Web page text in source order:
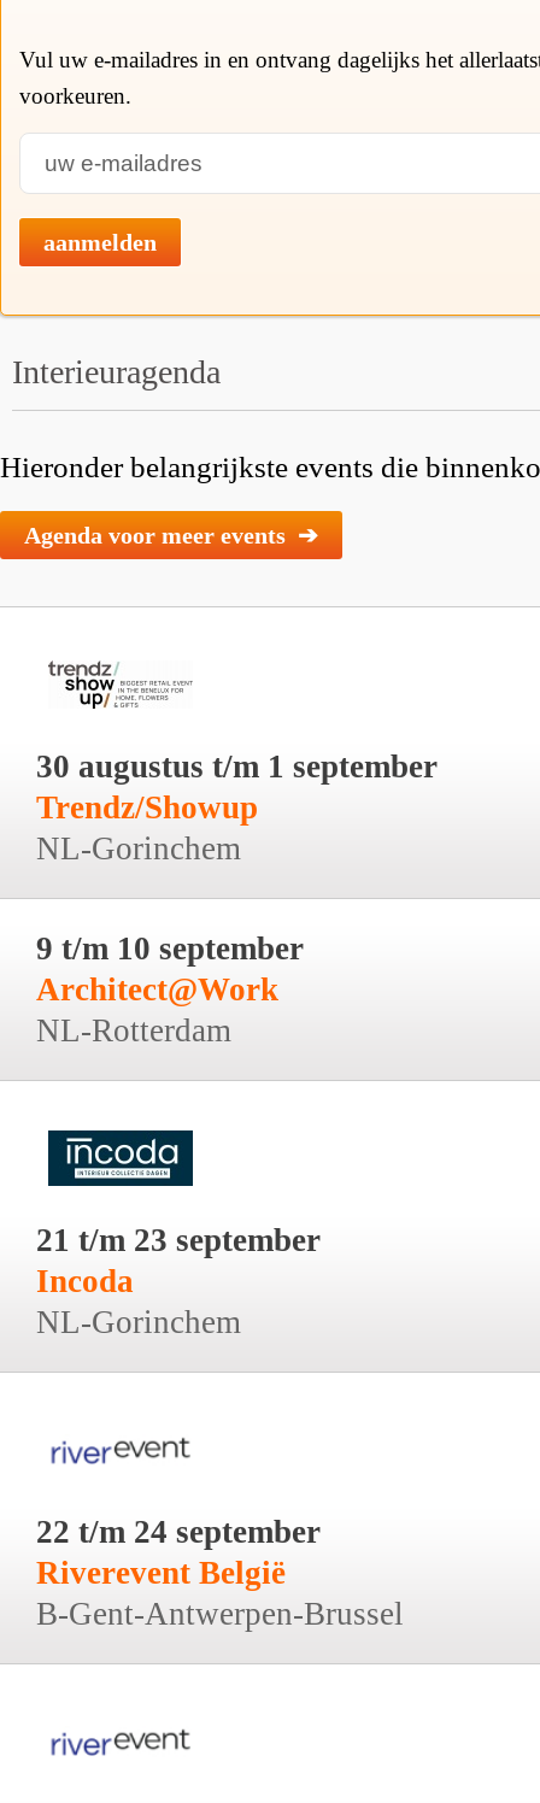
Vul uw e-mailadres in en ontvang dagelijks het
voorkeuren.
aanmelden
Interieuragenda
Hieronder belangrijkste events die
Agenda voor meer events ➔
30 augustus t/m 1 september
Trendz/Showup
NL-Gorinchem
9 t/m 10 september
Architect@Work
NL-Rotterdam
21 t/m 23 september
Incoda
NL-Gorinchem
22 t/m 24 september
Riverevent België
B-Gent-Antwerpen-Brussel